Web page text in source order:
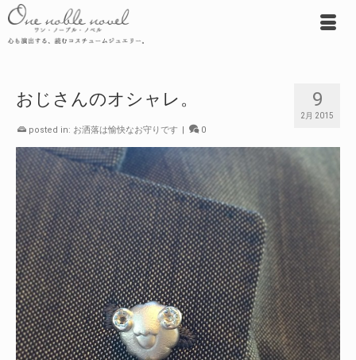
9
2月 2015
おじさんのオシャレ。
posted in: お洒落は愉快なお守りです | 0